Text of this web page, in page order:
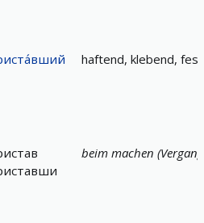
haftend, klebend,
beim machen